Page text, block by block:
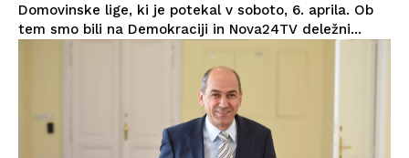
Domovinske lige, ki je potekal v soboto, 6. aprila. Ob
tem smo bili na Demokraciji in Nova24TV deležni...